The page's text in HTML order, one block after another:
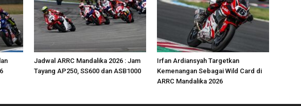
Jadwal ARRC Mandalika 2026 : Jam
Tayang AP250, SS600 dan ASB1000
Irfan Ardiansyah Targetkan
Kemenangan Sebagai Wild Card di
ARRC Mandalika 2026